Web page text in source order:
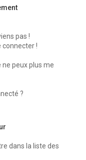
pas !
connecter !
peux plus me
?
dans la liste des